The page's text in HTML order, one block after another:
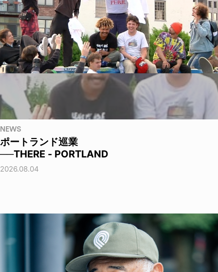
NEWS
ポートランド巡業
──THERE - PORTLAND
2026.08.04